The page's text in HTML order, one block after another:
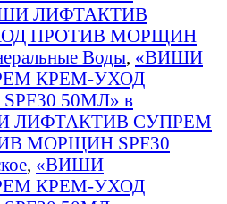
ЛИФТАКТИВ
ПРОТИВ МОРЩИН
Воды, «ВИШИ
КРЕМ-УХОД
50МЛ» в
ЛИФТАКТИВ СУПРЕМ
МОРЩИН SPF30
, «ВИШИ
КРЕМ-УХОД